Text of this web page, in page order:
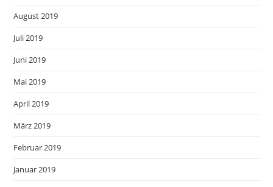
August 2019
Juli 2019
Juni 2019
Mai 2019
April 2019
März 2019
Februar 2019
Januar 2019